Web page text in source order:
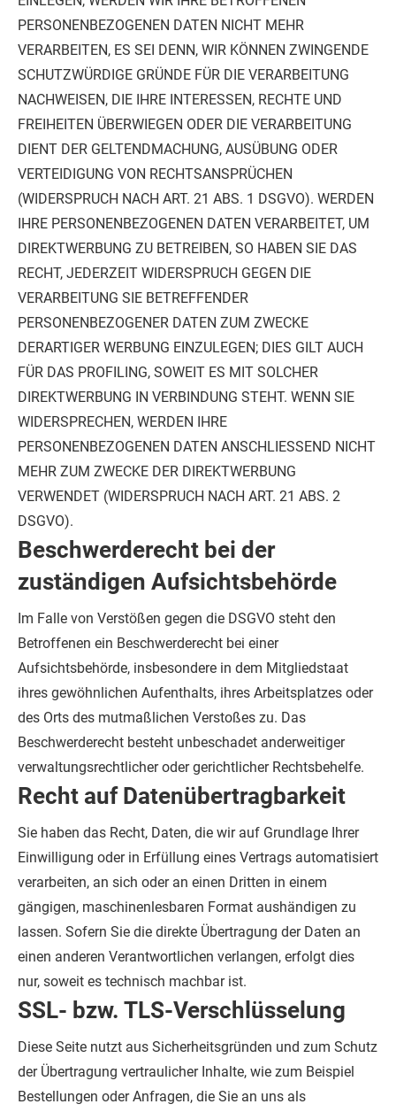
PERSONENBEZOGENEN DATEN NICHT MEHR
VERARBEITEN, ES SEI DENN, WIR KÖNNEN ZWINGENDE
SCHUTZWÜRDIGE GRÜNDE FÜR DIE VERARBEITUNG
NACHWEISEN, DIE IHRE INTERESSEN, RECHTE UND
FREIHEITEN ÜBERWIEGEN ODER DIE VERARBEITUNG
DIENT DER GELTENDMACHUNG, AUSÜBUNG ODER
VERTEIDIGUNG VON RECHTSANSPRÜCHEN
(WIDERSPRUCH NACH ART. 21 ABS. 1 DSGVO). WERDEN
IHRE PERSONENBEZOGENEN DATEN VERARBEITET, UM
DIREKTWERBUNG ZU BETREIBEN, SO HABEN SIE DAS
RECHT, JEDERZEIT WIDERSPRUCH GEGEN DIE
VERARBEITUNG SIE BETREFFENDER
PERSONENBEZOGENER DATEN ZUM ZWECKE
DERARTIGER WERBUNG EINZULEGEN; DIES GILT AUCH
FÜR DAS PROFILING, SOWEIT ES MIT SOLCHER
DIREKTWERBUNG IN VERBINDUNG STEHT. WENN SIE
WIDERSPRECHEN, WERDEN IHRE
PERSONENBEZOGENEN DATEN ANSCHLIESSEND NICHT
MEHR ZUM ZWECKE DER DIREKTWERBUNG
VERWENDET (WIDERSPRUCH NACH ART. 21 ABS. 2
DSGVO).
Beschwerde­recht bei der
zuständigen Aufsichts­behörde
Im Falle von Verstößen gegen die DSGVO steht den
Betroffenen ein Beschwerderecht bei einer
Aufsichtsbehörde, insbesondere in dem Mitgliedstaat
ihres gewöhnlichen Aufenthalts, ihres Arbeitsplatzes oder
des Orts des mutmaßlichen Verstoßes zu. Das
Beschwerderecht besteht unbeschadet anderweitiger
verwaltungsrechtlicher oder gerichtlicher Rechtsbehelfe.
Recht auf Daten­übertrag­barkeit
Sie haben das Recht, Daten, die wir auf Grundlage Ihrer
Einwilligung oder in Erfüllung eines Vertrags automatisiert
verarbeiten, an sich oder an einen Dritten in einem
gängigen, maschinenlesbaren Format aushändigen zu
lassen. Sofern Sie die direkte Übertragung der Daten an
einen anderen Verantwortlichen verlangen, erfolgt dies
nur, soweit es technisch machbar ist.
SSL- bzw. TLS-Verschlüsselung
Diese Seite nutzt aus Sicherheitsgründen und zum Schutz
der Übertragung vertraulicher Inhalte, wie zum Beispiel
Bestellungen oder Anfragen, die Sie an uns als